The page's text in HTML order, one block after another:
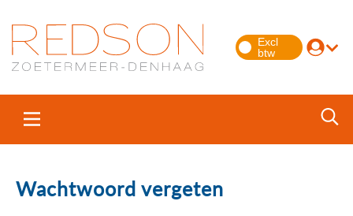
Wachtwoord vergeten